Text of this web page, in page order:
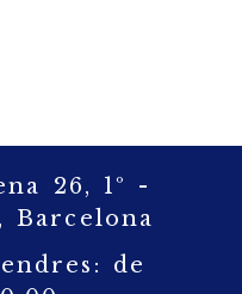
26, 1º -
Barcelona
de